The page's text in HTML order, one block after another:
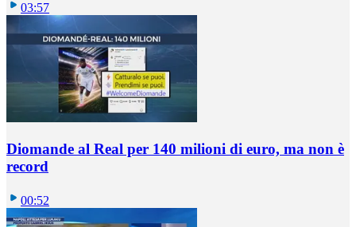
03:57
Diomande al Real per 140 milioni di euro, ma non è
record
00:52